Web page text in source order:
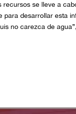
se lleve a
desarrollar esta
no carezca de